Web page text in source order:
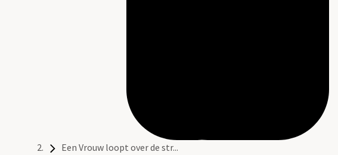
Een Vrouw loopt over de str...